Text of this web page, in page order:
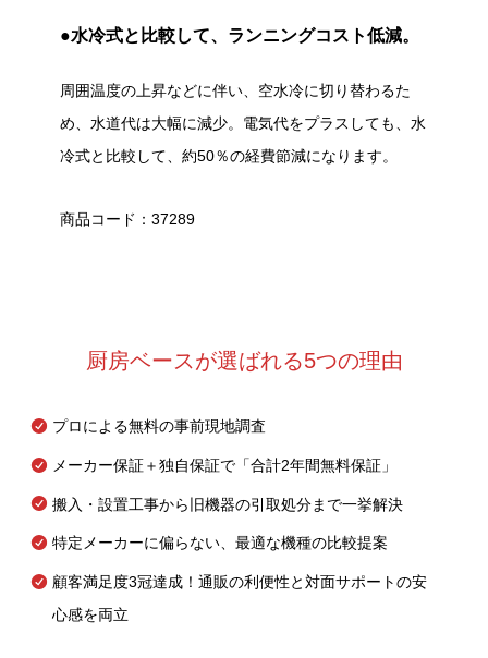
●水冷式と比較して、ランニングコスト低減。
周囲温度の上昇などに伴い、空水冷に切り替わるた
め、水道代は大幅に減少。電気代をプラスしても、水
冷式と比較して、約50％の経費節減になります。
商品コード：37289
厨房ベースが選ばれる5つの理由
プロによる無料の事前現地調査
メーカー保証＋独自保証で「合計2年間無料保証」
搬入・設置工事から旧機器の引取処分まで一挙解決
特定メーカーに偏らない、最適な機種の比較提案
顧客満足度3冠達成！通販の利便性と対面サポートの安
心感を両立